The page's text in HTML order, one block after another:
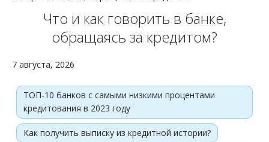
Что и как говорить в банке,
обращаясь за кредитом?
7 августа, 2026
ТОП-10 банков с самыми низкими процентами
кредитования в 2023 году
Как получить выписку из кредитной истории?